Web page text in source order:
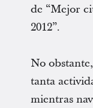
de “Mejor
2012”.
No
tanta
mientras